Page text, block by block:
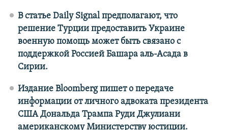
В статье Daily Signal предполагают, что
решение Турции предоставить Украине
военную помощь может быть связано с
поддержкой Россией Башара аль-Асада в
Сирии.
Издание Bloomberg пишет о передаче
информации от личного адвоката президента
США Дональда Трампа Руди Джулиани
американскому Министерству юстиции.